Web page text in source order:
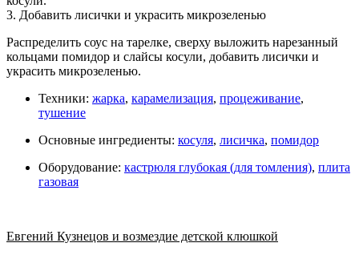
3. Добавить лисички и украсить микрозеленью
Распределить соус на тарелке, сверху выложить нарезанный
кольцами помидор и слайсы косули, добавить лисички и
украсить микрозеленью.
Техники: жарка, карамелизация, процеживание,
тушение
Основные ингредиенты: косуля, лисичка, помидор
Оборудование: кастрюля глубокая (для томления), плита
газовая
Евгений Кузнецов и возмездие детской клюшкой